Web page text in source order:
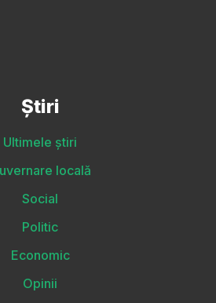
Știri
Ultimele știri
locală
Social
Politic
Economic
Opinii